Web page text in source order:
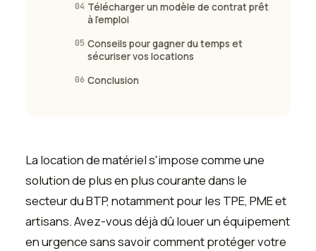
04 Télécharger un modèle de contrat prêt
à l’emploi
05 Conseils pour gagner du temps et
sécuriser vos locations
06 Conclusion
La location de matériel s'impose comme une
solution de plus en plus courante dans le
secteur du BTP, notamment pour les TPE, PME et
artisans. Avez-vous déjà dû louer un équipement
en urgence sans savoir comment protéger votre